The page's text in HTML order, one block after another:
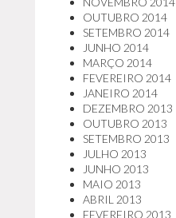
OUTUBRO 2014
SETEMBRO 2014
JUNHO 2014
MARÇO 2014
FEVEREIRO 2014
JANEIRO 2014
DEZEMBRO 2013
OUTUBRO 2013
SETEMBRO 2013
JULHO 2013
JUNHO 2013
MAIO 2013
ABRIL 2013
FEVEREIRO 2013